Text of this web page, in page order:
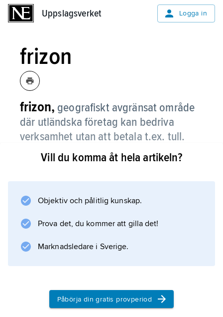
Uppslagsverket Logga in
frizon
frizon, geografiskt avgränsat område
där utländska företag kan bedriva
verksamhet utan att betala t.ex. tull.
Även fredat område som ger skydd mot bl.a.
Information om artikeln
Vill du komma åt hela artikeln?
Objektiv och pålitlig kunskap.
Prova det, du kommer att gilla det!
Marknadsledare i Sverige.
Påbörja din gratis provperiod